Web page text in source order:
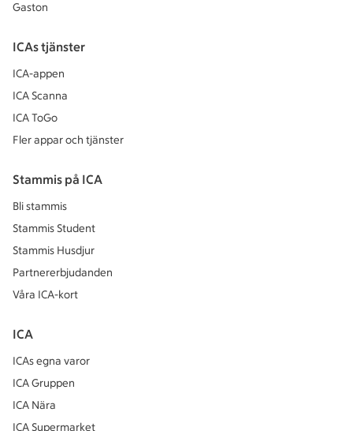
Gaston
ICAs tjänster
ICA-appen
ICA Scanna
ICA ToGo
Fler appar och tjänster
Stammis på ICA
Bli stammis
Stammis Student
Stammis Husdjur
Partnererbjudanden
Våra ICA-kort
ICA
ICAs egna varor
ICA Gruppen
ICA Nära
ICA Supermarket